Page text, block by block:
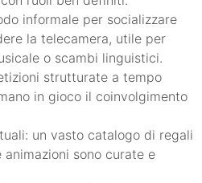
informale per socializzare
la telecamera, utile per
o scambi linguistici.
strutturate a tempo
in gioco il coinvolgimento
un vasto catalogo di regali
sono curate e